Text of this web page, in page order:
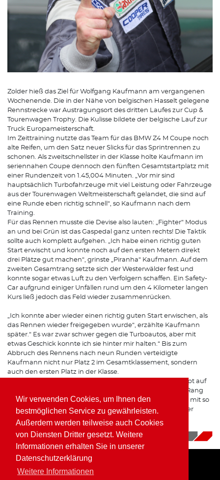
Wir verwenden Cookies, um Ihnen den
bestmöglichen Service zu gewährleisten.
Außerdem werden teilweise auch Cookies
von Diensten Dritter gesetzt. Weitere
Informationen erhalten Sie in unserer
Datenschutzerklärung
Weitere Informationen
Zolder hieß das Ziel für Wolfgang Kaufmann am vergangenen
Wochenende. Die in der Nähe von belgischen Hasselt gelegene
Rennstrecke war Austragungsort des dritten Laufes zur Cup &
Tourenwagen Trophy. Die Kulisse bildete der belgische Lauf zur
Truck Europameisterschaft.
Im Zeittraining nutzte das Team für das BMW Z4 M Coupe noch
alte Reifen, um den Satz neuer Slicks für das Sprintrennen zu
schonen. Als zweitschnellster in der Klasse holte Kaufmann im
seriennahen Coupe dennoch den fünften Gesamtstartplatz mit
einer Rundenzeit von 1.45,004 Minuten. „Vor mir sind
hauptsächlich Turbofahrzeuge mit viel Leistung oder Fahrzeuge
aus der Tourenwagen Weltmeisterschaft gelandet, die sind auf
eine Runde eben richtig schnell“, so Kaufmann nach dem
Training.
Für das Rennen musste die Devise also lauten: „Fighter“ Modus
an und bei Grün ist das Gaspedal ganz unten rechts! Die Taktik
sollte auch komplett aufgehen. „Ich habe einen richtig guten
Start erwischt und konnte noch auf den ersten Metern direkt
drei Plätze gut machen“, grinste „Piranha“ Kaufmann. Auf dem
zweiten Gesamtrang setzte sich der Westerwälder fest und
konnte sogar etwas Luft zu den Verfolgern schaffen. Ein Safety-
Car aufgrund einiger Unfällen rund um den 4 Kilometer langen
Kurs ließ jedoch das Feld wieder zusammenrücken.
„Ich konnte aber wieder einen richtig guten Start erwischen, als
das Rennen wieder freigegeben wurde“, erzählte Kaufmann
später.“ Es war zwar schwer gegen die Turboautos, aber mit
etwas Geschick konnte ich sie hinter mir halten.“ Bis zum
Abbruch des Rennens nach neun Runden verteidigte
Kaufmann nicht nur Platz 2 im Gesamtklassement, sondern
auch den ersten Platz in der Klasse.
„Gegen die stärkeren Autos ist es immer schwer überhaupt auf
das Podium zu fahren, daher hat das Team den zweiten Rang
heute mehr als verdient. Die kleine Mannschaft ist immer mit so
viel Euphorie dabei, das muss einfach belohnt werden. Der
Klassensieg ist dann noch die Kirsche auf der Sahne“, zog
20.09.2018
Home Impressum